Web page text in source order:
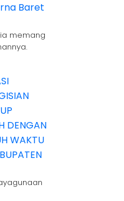
Baret
memang
DENGAN
WAKTU